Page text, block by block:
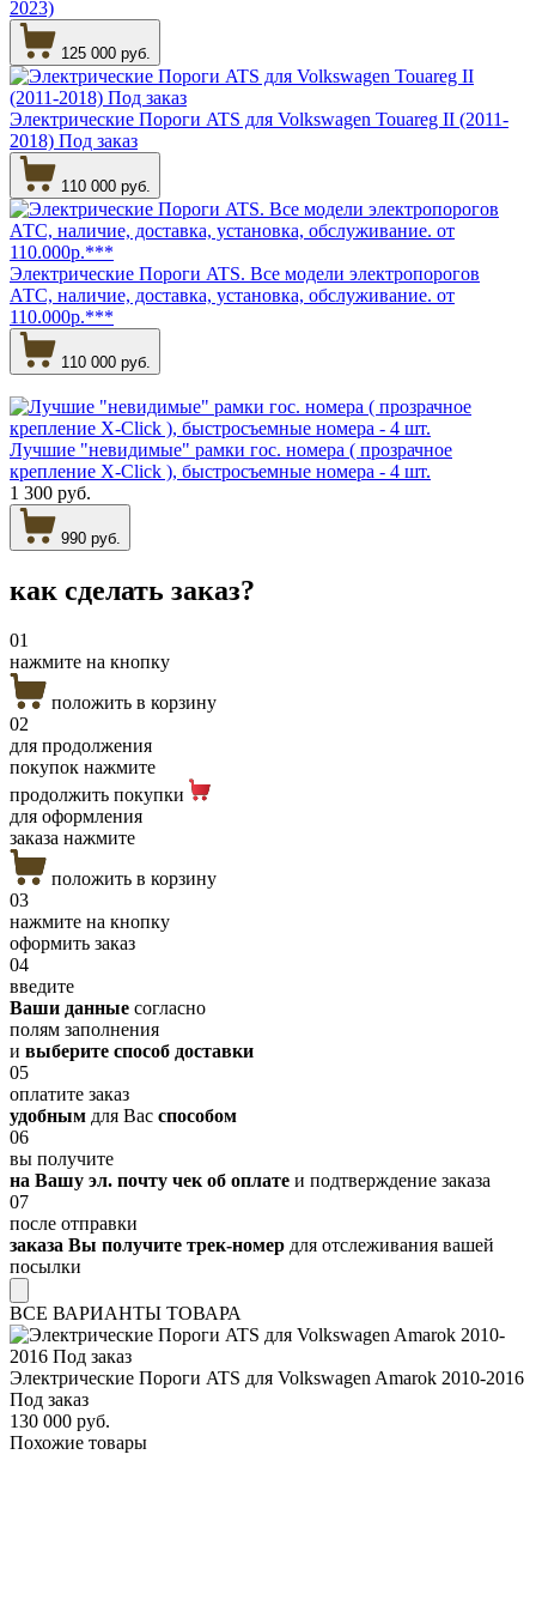
2023)
125 000 руб.
Электрические Пороги ATS для Volkswagen Touareg II (2011-
2018) Под заказ
110 000 руб.
Электрические Пороги ATS. Все модели электропорогов
АТС, наличие, доставка, установка, обслуживание. от
110.000р.***
110 000 руб.
Лучшие "невидимые" рамки гос. номера ( прозрачное
крепление X-Click ), быстросъемные номера - 4 шт.
1 300 руб.
990 руб.
как сделать заказ?
01
нажмите на кнопку
положить в корзину
02
для продолжения
покупок нажмите
продолжить покупки
для оформления
заказа нажмите
положить в корзину
03
нажмите на кнопку
оформить заказ
04
введите
Ваши данные согласно
полям заполнения
и выберите способ доставки
05
оплатите заказ
удобным для Вас способом
06
вы получите
на Вашу эл. почту чек об оплате и подтверждение заказа
07
после отправки
заказа Вы получите трек-номер для отслеживания вашей
посылки
ВСЕ ВАРИАНТЫ ТОВАРА
Электрические Пороги ATS для Volkswagen Amarok 2010-2016
Под заказ
130 000 руб.
Похожие товары